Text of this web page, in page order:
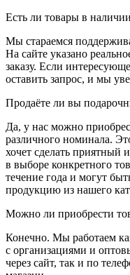
Есть ли товары в
Мы стараемся
На сайте указано
заказу. Если
оставить запрос, и мы
Продаёте ли вы
Да, у нас можно
различного номинала.
хочет сделать приятный
в выборе конкретного
течение года и могут
продукцию из нашего
Можно ли приобрести
Конечно. Мы работаем
с организациями и
через сайт, так и по